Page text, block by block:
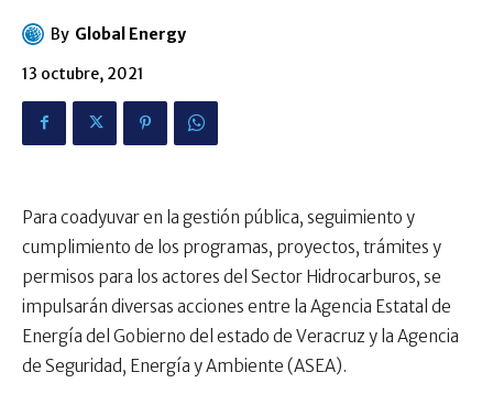
By Global Energy
13 octubre, 2021
Para coadyuvar en la gestión pública, seguimiento y
cumplimiento de los programas, proyectos, trámites y
permisos para los actores del Sector Hidrocarburos, se
impulsarán diversas acciones entre la Agencia Estatal de
Energía del Gobierno del estado de Veracruz y la Agencia
de Seguridad, Energía y Ambiente (ASEA).